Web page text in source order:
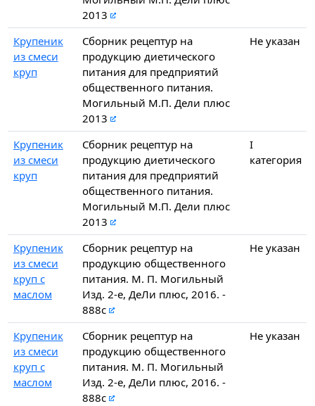
2013
Крупеник
из смеси
круп
Сборник рецептур на
продукцию диетического
питания для предприятий
общественного питания.
Могильный М.П. Дели плюс
2013
Не указан
Крупеник
из смеси
круп
Сборник рецептур на
продукцию диетического
питания для предприятий
общественного питания.
Могильный М.П. Дели плюс
2013
I
категория
Крупеник
из смеси
круп с
маслом
Сборник рецептур на
продукцию общественного
питания. М. П. Могильный
Изд. 2-е, ДеЛи плюс, 2016. -
888с
Не указан
Крупеник
из смеси
круп с
маслом
Сборник рецептур на
продукцию общественного
питания. М. П. Могильный
Изд. 2-е, ДеЛи плюс, 2016. -
888с
Не указан